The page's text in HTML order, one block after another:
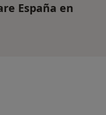
España en